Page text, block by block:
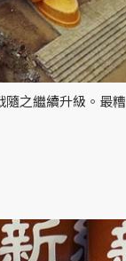
之繼續升級。最